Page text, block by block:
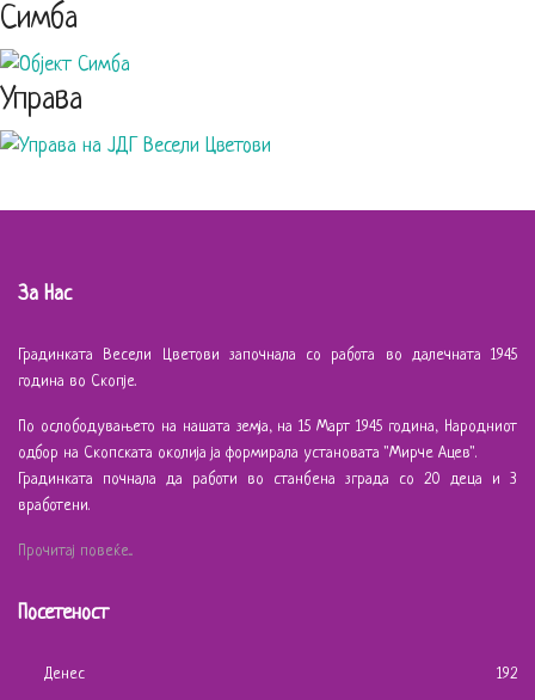
Симба
Управа
За Нас
Градинката Весели Цветови започнала со работа во далечната 1945
година во Скопје.
По ослободувањето на нашата земја, на 15 Март 1945 година, Народниот
одбор на Скопската околија ја формирала установата "Мирче Ацев".
Градинката почнала да работи во станбена зграда со 20 деца и 3
вработени.
Прочитај повеќе...
Посетеност
Денес
192